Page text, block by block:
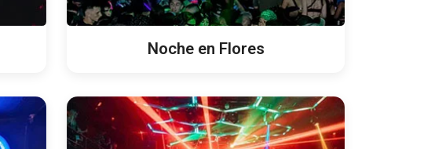
Noche en Flores